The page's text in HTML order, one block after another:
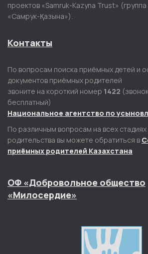
проектов «Samruk-Kazyna Trust»
«Самрук-Қазына»).
Контакты
По вопросам поиска приёмных детей и
документов приёмных родителей
звоните на короткий номер 1422
бесплатный)
Национальное агентство по
По различным вопросам на всех
родительства вы можете обратиться в
приёмных родителей Казахстана
ОФ «Добровольное общество
«Милосердие»